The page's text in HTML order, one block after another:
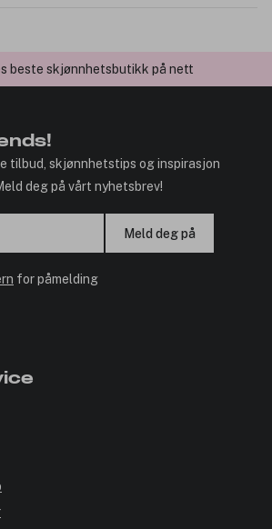
tilbud, skjønnhetstips og inspirasjon
deg på vårt nyhetsbrev!
Meld deg på
for påmelding